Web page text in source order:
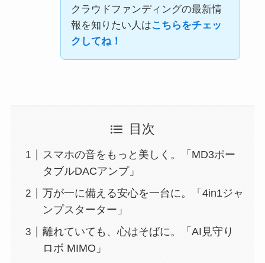
クラウドファンディングの最新情
報を知りたい人はこちらをチェッ
クしてね！
目次
スマホの音をもっと美しく。「MD3ポー
タブルDACアンプ」
万が一に備える安心を一台に。「4in1ジャ
ンプスターター」
離れていても、心はそばに。「AI見守り
ロボ MIMO」